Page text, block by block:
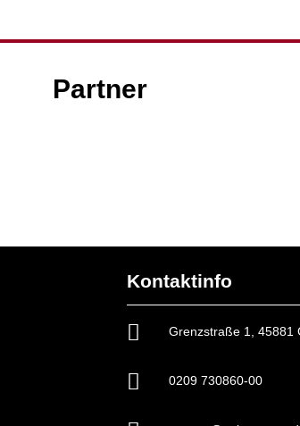
Partner
Kontaktinfo
 Grenzstraße 1, 45881
 0209 730860-00